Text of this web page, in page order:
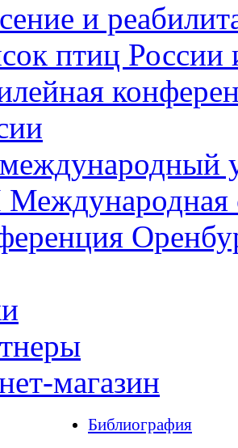
и
птиц России
магазин
Библиография